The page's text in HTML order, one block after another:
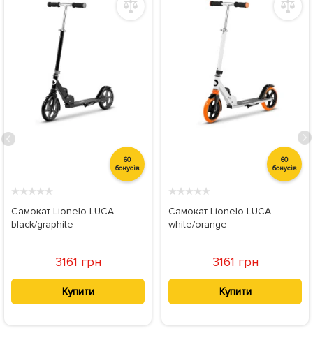
60
бонусів
★★★★★
Самокат Lionelo LUCA
black/graphite
3161 грн
Купити
60
бонусів
★★★★★
Самокат Lionelo LUCA
white/orange
3161 грн
Купити